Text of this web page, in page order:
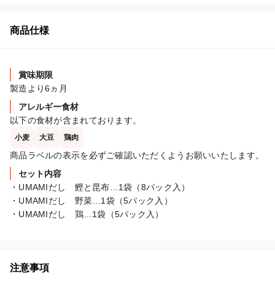
商品仕様
賞味期限
製造より6ヵ月
アレルギー食材
以下の食材が含まれております。
小麦 大豆 鶏肉
商品ラベルの表示を必ずご確認いただくようお願いいたします。
セット内容
・UMAMIだし　鰹と昆布…1袋（8パック入）
・UMAMIだし　野菜…1袋（5パック入）
・UMAMIだし　鶏…1袋（5パック入）
注意事項